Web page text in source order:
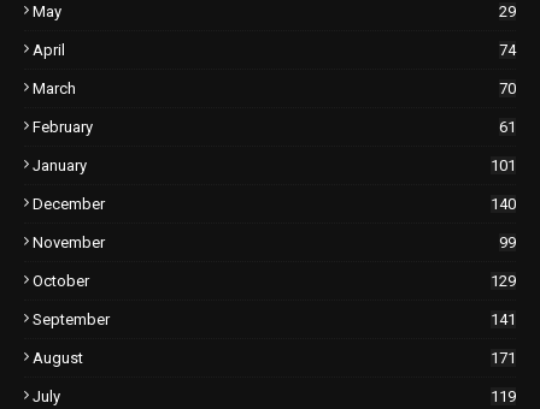
May 29
April 74
March 70
February 61
January 101
December 140
November 99
October 129
September 141
August 171
July 119